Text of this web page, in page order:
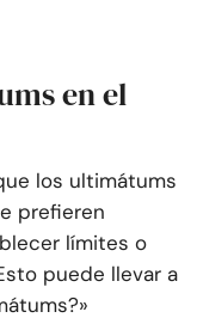
en el
los ultimátums
prefieren
límites o
puede llevar a